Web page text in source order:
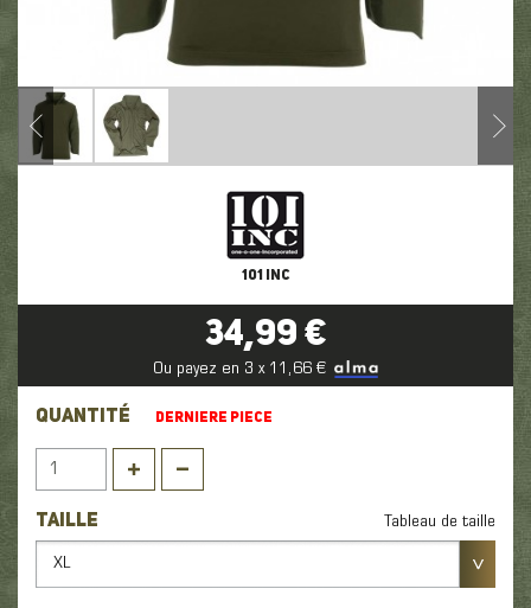
101 INC
34,99 €
Ou payez en 3 x 11,66 €
QUANTITÉ DERNIERE PIECE
TAILLE Tableau de taille
XL